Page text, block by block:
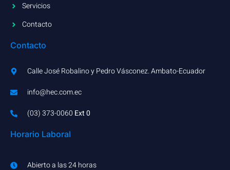
Servicios
Contacto
Contacto
Calle José Robalino y Pedro Vásconez. Ambato-Ecuador
info@hec.com.ec
(03) 373-0060​ Ext 0
Horario Laboral
Abierto a las 24 horas